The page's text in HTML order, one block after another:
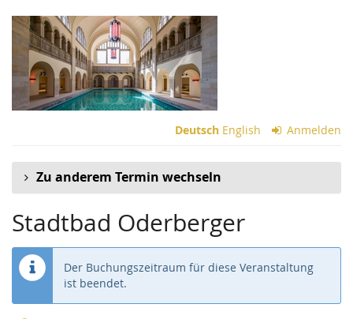
Zum
Haupt-
Inhalt
springen
Deutsch English Anmelden
Zu anderem Termin wechseln
Stadtbad Oderberger
Der Buchungszeitraum für diese Veranstaltung
ist beendet.